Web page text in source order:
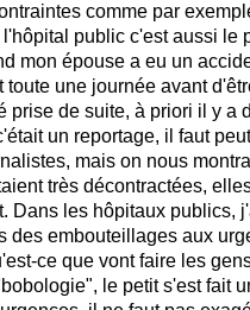
comme par
public c'est aussi le
mon épouse a eu un
toute une journée avant
prise de suite, à priori il y a
un reportage, il faut
mais on nous
très décontractées,
Dans les hôpitaux publics,
des embouteillages aux
ce que vont faire les
le petit s'est fait